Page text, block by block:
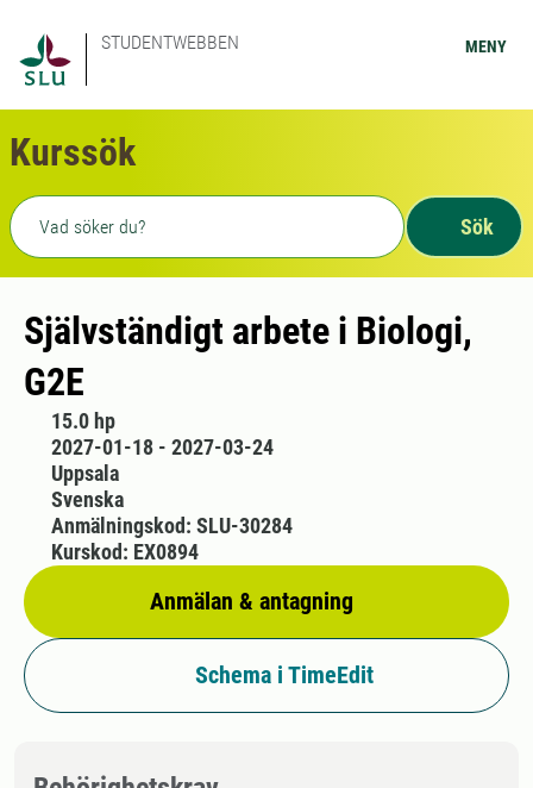
STUDENTWEBBEN MENY
Kurssök
Fritext sökning
Sök
Självständigt arbete i Biologi,
G2E
15.0 hp
2027-01-18 - 2027-03-24
Uppsala
Svenska
Anmälan & antagning
Anmälningskod: SLU-30284
Kurskod: EX0894
Schema i TimeEdit